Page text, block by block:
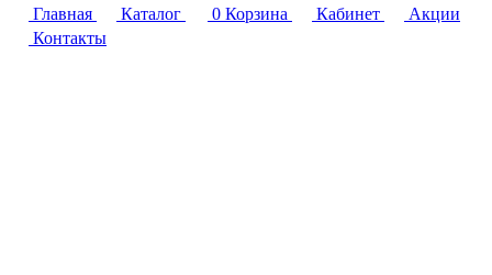
Главная
Каталог 0 Корзина Кабинет
Акции
Контакты